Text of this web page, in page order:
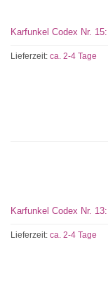
Karfunkel Codex Nr.
Lieferzeit: ca. 2-4 Tage
Karfunkel Codex Nr.
Lieferzeit: ca. 2-4 Tage